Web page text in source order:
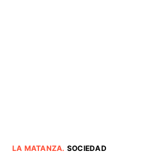
LA MATANZA. SOCIEDAD